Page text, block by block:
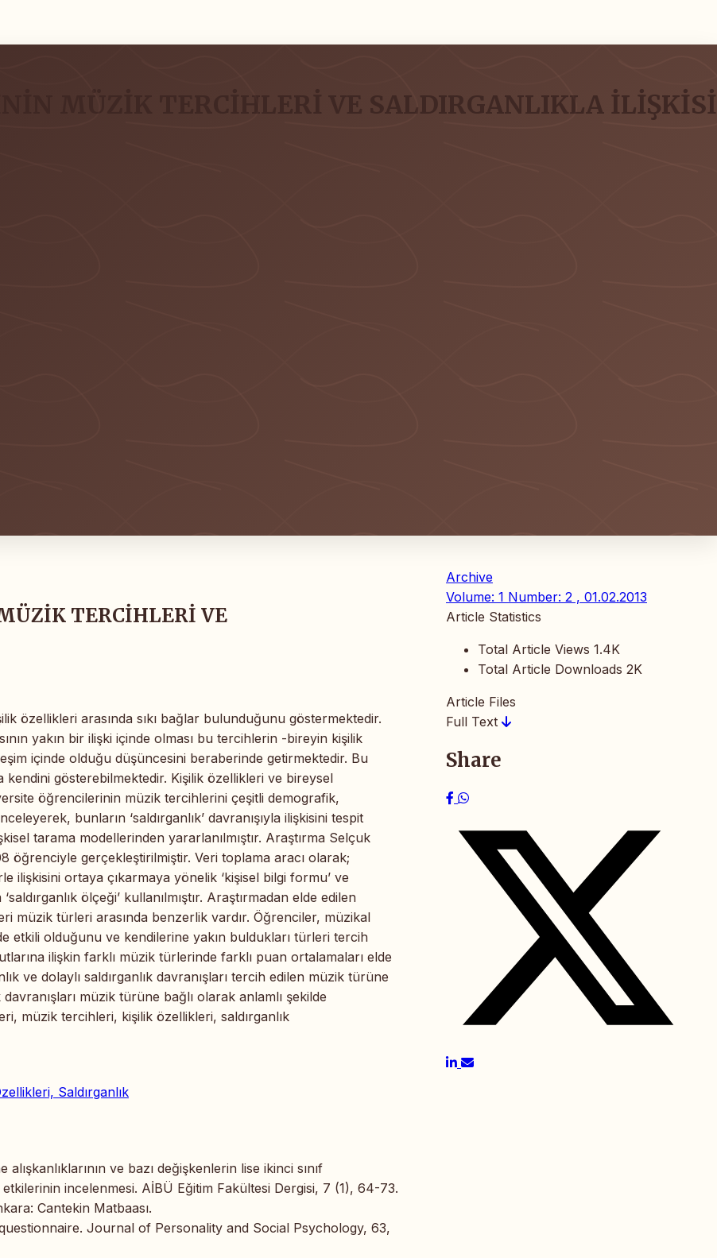
MÜZİK TERCİHLERİ VE SALDIRGANLIKLA İLİŞKİSİ
TERCİHLERİ VE
özellikleri arasında sıkı bağlar bulunduğunu göstermektedir.
yakın bir ilişki içinde olması bu tercihlerin -bireyin kişilik
içinde olduğu düşüncesini beraberinde getirmektedir. Bu
gösterebilmektedir. Kişilik özellikleri ve bireysel
öğrencilerinin müzik tercihlerini çeşitli demografik,
bunların ‘saldırganlık’ davranışıyla ilişkisini tespit
tarama modellerinden yararlanılmıştır. Araştırma Selçuk
öğrenciyle gerçekleştirilmiştir. Veri toplama aracı olarak;
ortaya çıkarmaya yönelik ‘kişisel bilgi formu’ ve
ölçeği’ kullanılmıştır. Araştırmadan elde edilen
müzik türleri arasında benzerlik vardır. Öğrenciler, müzikal
etkili olduğunu ve kendilerine yakın buldukları türleri tercih
ilişkin farklı müzik türlerinde farklı puan ortalamaları elde
ve dolaylı saldırganlık davranışları tercih edilen müzik türüne
müzik türüne bağlı olarak anlamlı şekilde
müzik tercihleri, kişilik özellikleri, saldırganlık
Saldırganlık
ve bazı değişkenlerin lise ikinci sınıf
incelenmesi. AİBÜ Eğitim Fakültesi Dergisi, 7 (1), 64-73.
Cantekin Matbaası.
Journal of Personality and Social Psychology, 63,
Archive
Volume: 1 Number: 2 , 01.02.2013
Article Statistics
Total Article Views 1.4K
Total Article Downloads 2K
Article Files
Full Text
Share